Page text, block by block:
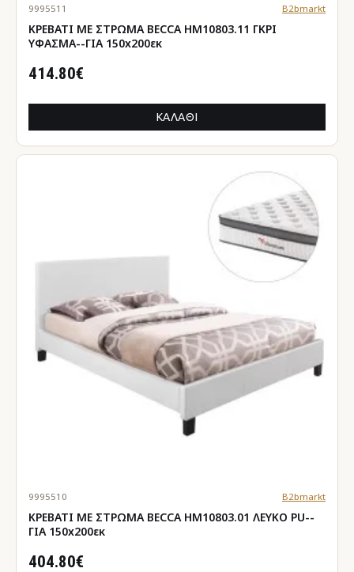
9995511 B2bmarkt
ΚΡΕΒΑΤΙ ΜΕ ΣΤΡΩΜΑ BECCA HM10803.11 ΓΚΡΙ
ΥΦΑΣΜΑ--ΓΙΑ 150x200εκ
414.80€
ΚΑΛΆΘΙ
9995510 B2bmarkt
ΚΡΕΒΑΤΙ ΜΕ ΣΤΡΩΜΑ BECCA HM10803.01 ΛΕΥΚΟ PU--
ΓΙΑ 150x200εκ
404.80€